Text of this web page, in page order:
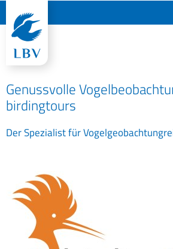
Genussvolle
birdingtours
Der Spezialist für